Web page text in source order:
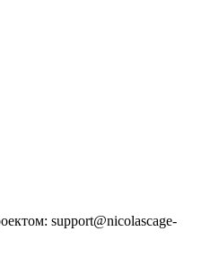
support@nicolascage-